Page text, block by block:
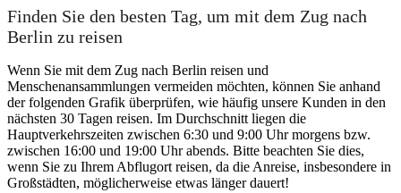
Giessen
Finden Sie den besten Tag, um mit dem Zug nach
Berlin zu reisen
Wenn Sie mit dem Zug nach Berlin reisen und
Menschenansammlungen vermeiden möchten, können Sie anhand
der folgenden Grafik überprüfen, wie häufig unsere Kunden in den
nächsten 30 Tagen reisen. Im Durchschnitt liegen die
Hauptverkehrszeiten zwischen 6:30 und 9:00 Uhr morgens bzw.
zwischen 16:00 und 19:00 Uhr abends. Bitte beachten Sie dies,
wenn Sie zu Ihrem Abflugort reisen, da die Anreise, insbesondere in
Großstädten, möglicherweise etwas länger dauert!